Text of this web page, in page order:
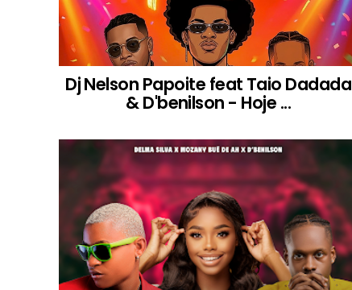
Dj Nelson Papoite feat Taio Dadada
& D'benilson - Hoje ...